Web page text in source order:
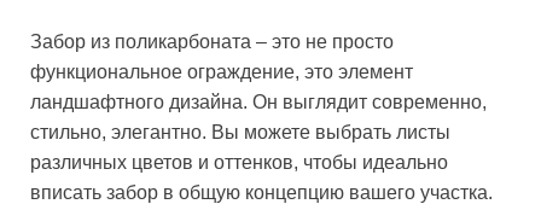
Забор из поликарбоната – это не просто
функциональное ограждение, это элемент
ландшафтного дизайна. Он выглядит современно,
стильно, элегантно. Вы можете выбрать листы
различных цветов и оттенков, чтобы идеально
вписать забор в общую концепцию вашего участка.